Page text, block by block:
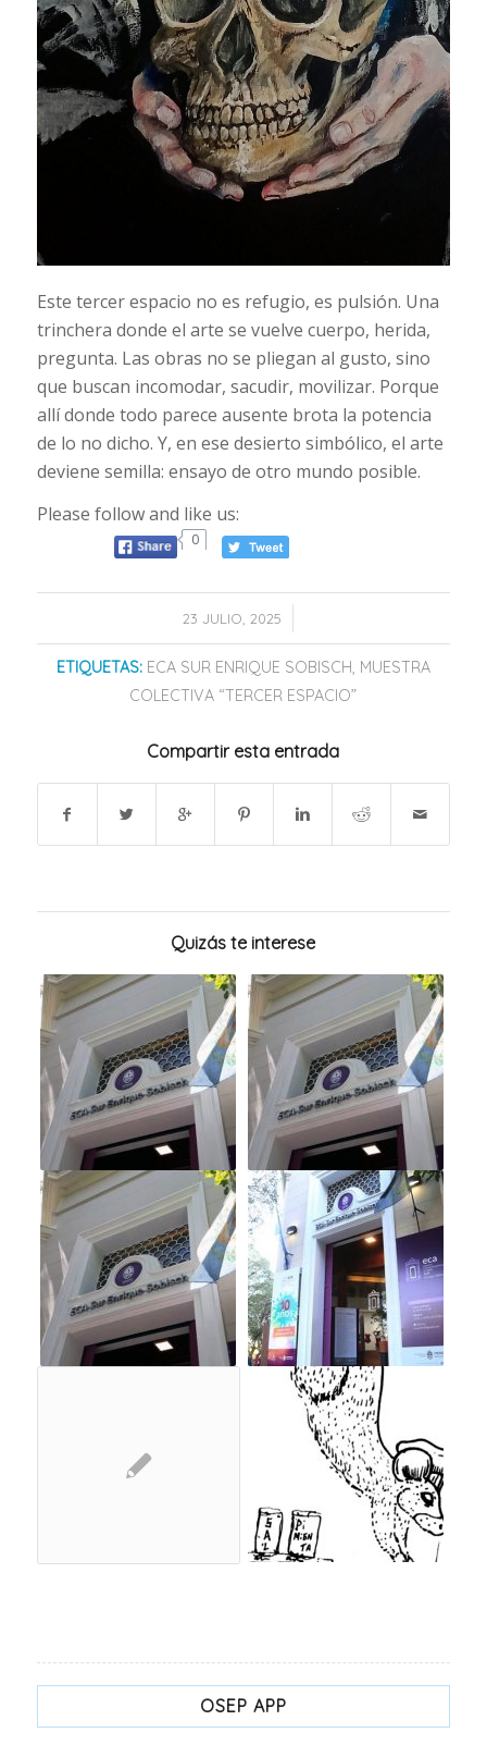
Este tercer espacio no es refugio, es pulsión. Una
trinchera donde el arte se vuelve cuerpo, herida,
pregunta. Las obras no se pliegan al gusto, sino
que buscan incomodar, sacudir, movilizar. Porque
allí donde todo parece ausente brota la potencia
de lo no dicho. Y, en ese desierto simbólico, el arte
deviene semilla: ensayo de otro mundo posible.
Please follow and like us:
0
23 JULIO, 2025
/
ETIQUETAS: ECA SUR ENRIQUE SOBISCH, MUESTRA
COLECTIVA “TERCER ESPACIO”
Compartir esta entrada
Quizás te interese
OSEP APP